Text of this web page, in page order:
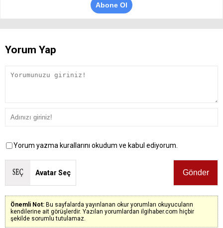
Abone Ol
Yorum Yap
Yorum yazma kurallarını okudum ve kabul ediyorum.
Avatar Seç
Önemli Not: Bu sayfalarda yayınlanan okur yorumları okuyucuların
kendilerine ait görüşlerdir. Yazılan yorumlardan ilgihaber.com hiçbir
şekilde sorumlu tutulamaz.